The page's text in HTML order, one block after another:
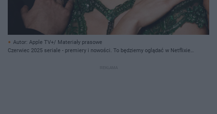
Autor: Apple TV+/ Materiały prasowe
Czerwiec 2025 seriale - premiery i nowości. To będziemy oglądać w Netflixie,